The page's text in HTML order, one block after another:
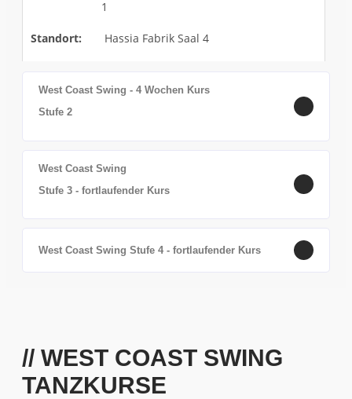
West Coast Swing - 4 Wochen Kurs
Stufe 2
West Coast Swing
Stufe 3 - fortlaufender Kurs
West Coast Swing Stufe 4 - fortlaufender Kurs
// WEST COAST SWING
TANZKURSE